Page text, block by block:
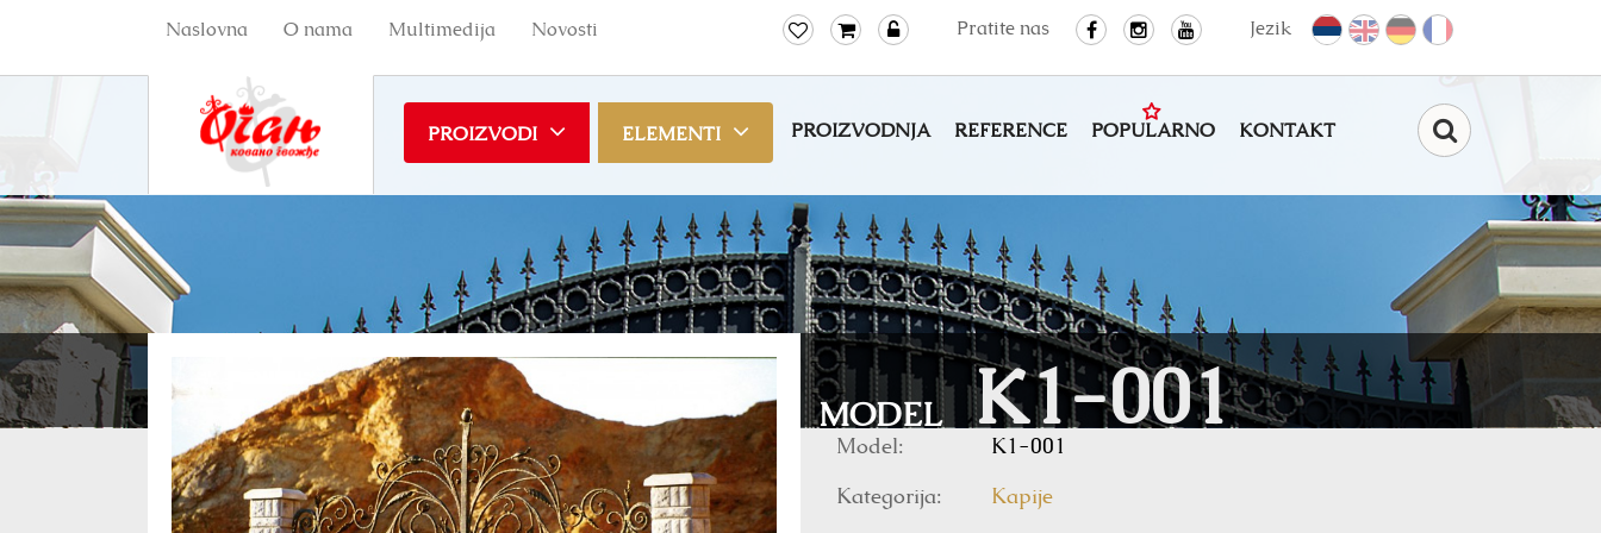
Jezik
Pratite nas
Naslovna O nama Multimedija Novosti
PROIZVODI ELEMENTI PROIZVODNJA REFERENCE POPULARNO KONTAKT
MODEL K1-001
Model: K1-001
Kategorija: Kapije